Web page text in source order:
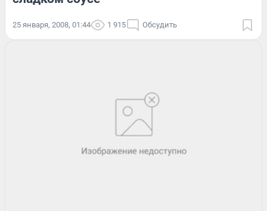
25 января, 2008, 01:44 1 915 Обсудить